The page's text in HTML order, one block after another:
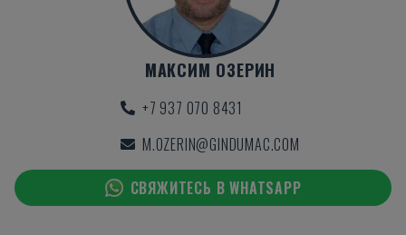
МАКСИМ ОЗЕРИН
+7 937 070 8431
M.OZERIN@GINDUMAC.COM
СВЯЖИТЕСЬ В WHATSAPP